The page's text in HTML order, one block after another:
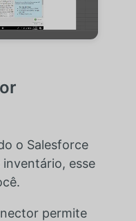
o Salesforce
esse
permite